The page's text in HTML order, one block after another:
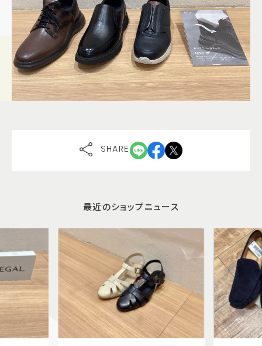
サイトマップ
プライバシーポリシー
Follow US
SHARE
最近のショップニュース